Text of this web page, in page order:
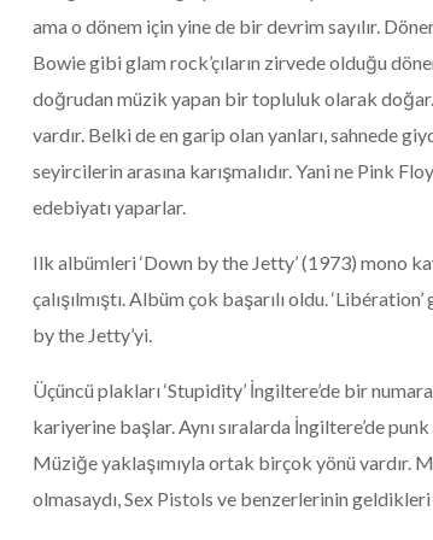
ama o dönem için yine de bir devrim sayılır.
Bowie gibi glam rock’çıların zirvede olduğu
doğrudan müzik yapan bir topluluk olarak
vardır. Belki de en garip olan yanları, sahnede
seyircilerin arasına karışmalıdır. Yani ne Pink
edebiyatı yaparlar.
Ilk albümleri ‘Down by the Jetty’ (1973) mono
çalışılmıştı. Albüm çok başarılı oldu.
by the Jetty’yi.
Üçüncü plakları ‘Stupidity’ İngiltere’de bir
kariyerine başlar. Aynı sıralarda İngiltere’de
Müziğe yaklaşımıyla ortak birçok yönü vardır.
olmasaydı, Sex Pistols ve benzerlerinin